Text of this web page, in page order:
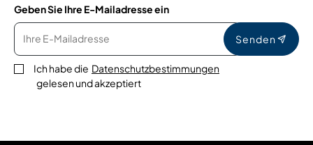
Geben Sie Ihre E-Mailadresse ein
Senden
Ich habe die Datenschutzbestimmungen
gelesen und akzeptiert